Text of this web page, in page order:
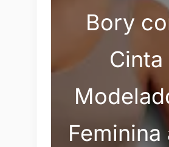
Bory
Cinta
Feminina